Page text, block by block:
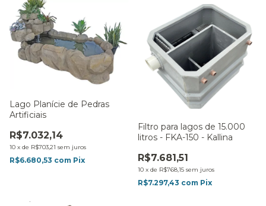
Lago Planície de Pedras
Artificiais
R$7.032,14
10 x de R$703,21 sem juros
R$6.680,53 com Pix
Filtro para lagos de 15.000
litros - FKA-150 - Kallina
R$7.681,51
10 x de R$768,15 sem juros
R$7.297,43 com Pix